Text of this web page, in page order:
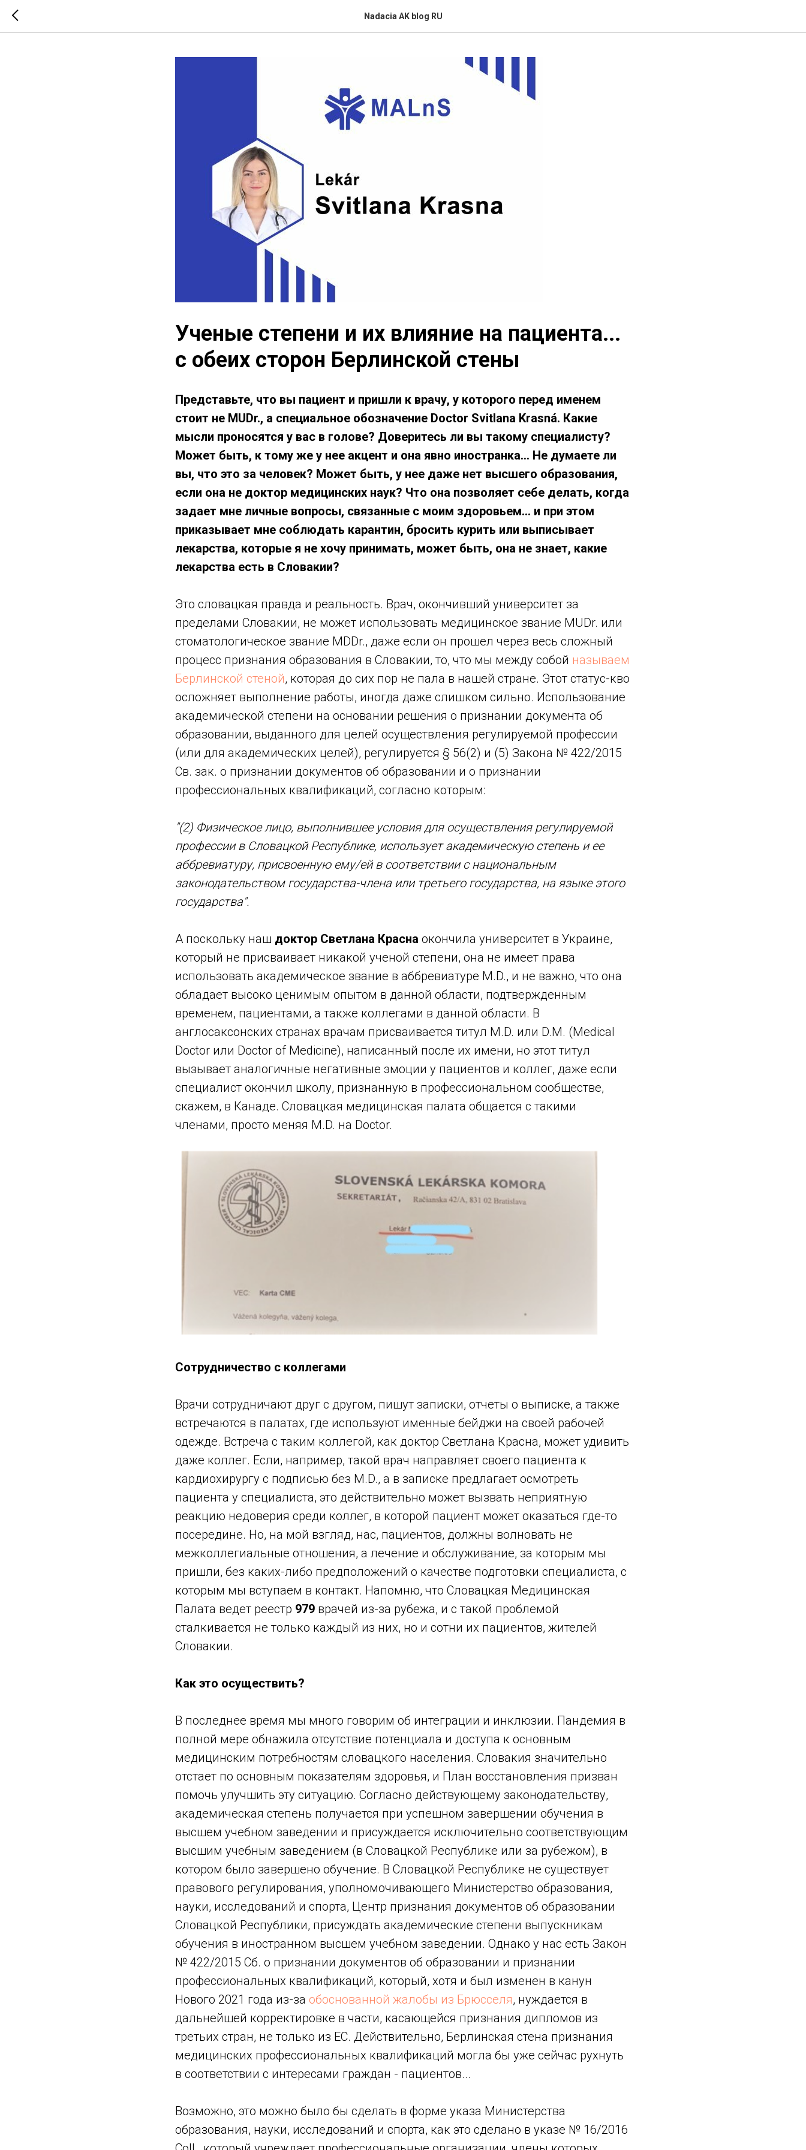
Nadacia AK blog RU
Ученые степени и их влияние на пациента...
с обеих сторон Берлинской стены
Представьте, что вы пациент и пришли к врачу, у которого перед именем
стоит не MUDr., а специальное обозначение Doctor Svitlana Krasná. Какие
мысли проносятся у вас в голове? Доверитесь ли вы такому специалисту?
Может быть, к тому же у нее акцент и она явно иностранка... Не думаете ли
вы, что это за человек? Может быть, у нее даже нет высшего образования,
если она не доктор медицинских наук? Что она позволяет себе делать, когда
задает мне личные вопросы, связанные с моим здоровьем... и при этом
приказывает мне соблюдать карантин, бросить курить или выписывает
лекарства, которые я не хочу принимать, может быть, она не знает, какие
лекарства есть в Словакии?
Это словацкая правда и реальность. Врач, окончивший университет за
пределами Словакии, не может использовать медицинское звание MUDr. или
стоматологическое звание MDDr., даже если он прошел через весь сложный
процесс признания образования в Словакии, то, что мы между собой называем
Берлинской стеной, которая до сих пор не пала в нашей стране. Этот статус-кво
осложняет выполнение работы, иногда даже слишком сильно. Использование
академической степени на основании решения о признании документа об
образовании, выданного для целей осуществления регулируемой профессии
(или для академических целей), регулируется § 56(2) и (5) Закона № 422/2015
Св. зак. о признании документов об образовании и о признании
профессиональных квалификаций, согласно которым:
"(2) Физическое лицо, выполнившее условия для осуществления регулируемой
профессии в Словацкой Республике, использует академическую степень и ее
аббревиатуру, присвоенную ему/ей в соответствии с национальным
законодательством государства-члена или третьего государства, на языке этого
государства".
А поскольку наш доктор Светлана Красна окончила университет в Украине,
который не присваивает никакой ученой степени, она не имеет права
использовать академическое звание в аббревиатуре M.D., и не важно, что она
обладает высоко ценимым опытом в данной области, подтвержденным
временем, пациентами, а также коллегами в данной области. В
англосаксонских странах врачам присваивается титул M.D. или D.M. (Medical
Doctor или Doctor of Medicine), написанный после их имени, но этот титул
вызывает аналогичные негативные эмоции у пациентов и коллег, даже если
специалист окончил школу, признанную в профессиональном сообществе,
скажем, в Канаде. Словацкая медицинская палата общается с такими
членами, просто меняя M.D. на Doctor.
Сотрудничество с коллегами
Врачи сотрудничают друг с другом, пишут записки, отчеты о выписке, а также
встречаются в палатах, где используют именные бейджи на своей рабочей
одежде. Встреча с таким коллегой, как доктор Светлана Красна, может удивить
даже коллег. Если, например, такой врач направляет своего пациента к
кардиохирургу с подписью без M.D., а в записке предлагает осмотреть
пациента у специалиста, это действительно может вызвать неприятную
реакцию недоверия среди коллег, в которой пациент может оказаться где-то
посередине. Но, на мой взгляд, нас, пациентов, должны волновать не
межколлегиальные отношения, а лечение и обслуживание, за которым мы
пришли, без каких-либо предположений о качестве подготовки специалиста, с
которым мы вступаем в контакт. Напомню, что Словацкая Медицинская
Палата ведет реестр 979 врачей из-за рубежа, и с такой проблемой
сталкивается не только каждый из них, но и сотни их пациентов, жителей
Словакии.
Как это осуществить?
В последнее время мы много говорим об интеграции и инклюзии. Пандемия в
полной мере обнажила отсутствие потенциала и доступа к основным
медицинским потребностям словацкого населения. Словакия значительно
отстает по основным показателям здоровья, и План восстановления призван
помочь улучшить эту ситуацию. Согласно действующему законодательству,
академическая степень получается при успешном завершении обучения в
высшем учебном заведении и присуждается исключительно соответствующим
высшим учебным заведением (в Словацкой Республике или за рубежом), в
котором было завершено обучение. В Словацкой Республике не существует
правового регулирования, уполномочивающего Министерство образования,
науки, исследований и спорта, Центр признания документов об образовании
Словацкой Республики, присуждать академические степени выпускникам
обучения в иностранном высшем учебном заведении. Однако у нас есть Закон
№ 422/2015 Сб. о признании документов об образовании и признании
профессиональных квалификаций, который, хотя и был изменен в канун
Нового 2021 года из-за обоснованной жалобы из Брюсселя, нуждается в
дальнейшей корректировке в части, касающейся признания дипломов из
третьих стран, не только из ЕС. Действительно, Берлинская стена признания
медицинских профессиональных квалификаций могла бы уже сейчас рухнуть
в соответствии с интересами граждан - пациентов...
Возможно, это можно было бы сделать в форме указа Министерства
образования, науки, исследований и спорта, как это сделано в указе № 16/2016